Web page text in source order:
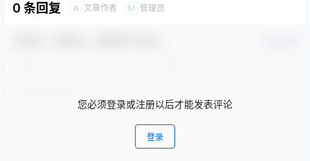
0 条回复 A 文章作者 M 管理员
您必须登录或注册以后才能发表评论
登录